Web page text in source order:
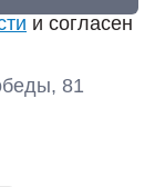
и согласен
81